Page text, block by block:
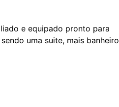
e equipado pronto para
uma suite, mais banheiro